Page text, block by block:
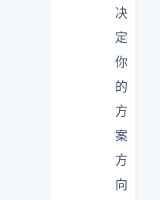
决
定
你
的
方
案
方
向